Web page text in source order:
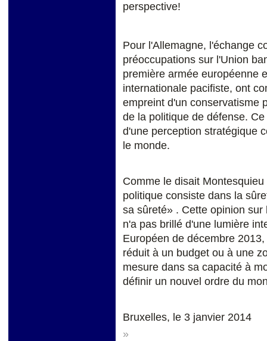
perspective!
Pour l'Allemagne, l'échange
préoccupations sur l'Union
première armée européenne
internationale pacifiste, ont
empreint d'un conservatisme
de la politique de défense.
d'une perception stratégique
le monde.
Comme le disait
politique consiste dans la
sa sûreté» . Cette opinion
n'a pas brillé d'une lumière
Européen de décembre
réduit à un budget ou à une
mesure dans sa capacité à
définir un nouvel ordre du
Bruxelles, le 3 janvier 2014
»